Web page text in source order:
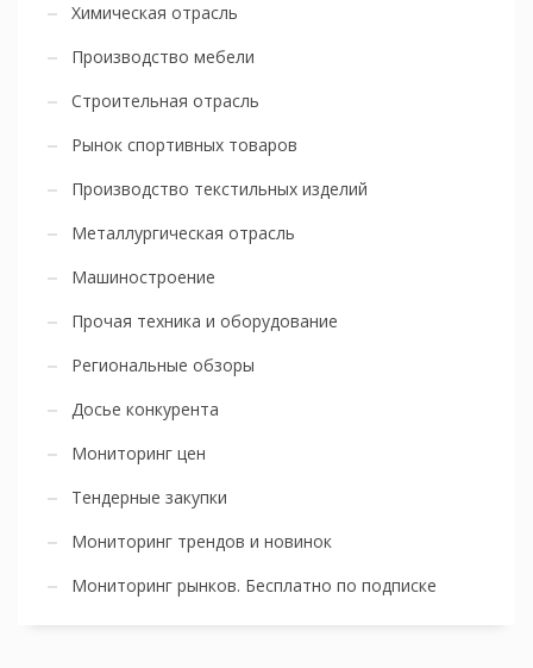
Химическая отрасль
Производство мебели
Строительная отрасль
Рынок спортивных товаров
Производство текстильных изделий
Металлургическая отрасль
Машиностроение
Прочая техника и оборудование
Региональные обзоры
Досье конкурента
Мониторинг цен
Тендерные закупки
Мониторинг трендов и новинок
Мониторинг рынков. Бесплатно по подписке